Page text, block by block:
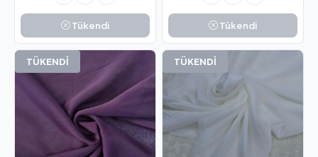
Tükendi Tükendi
TÜKENDİ TÜKENDİ